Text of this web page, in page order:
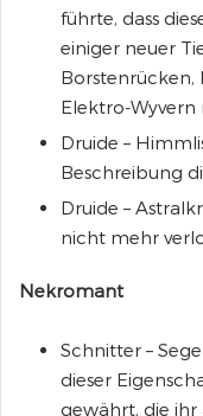
führte, dass
einiger neuer
Borstenrücken,
Elektro-
Druide –
Beschreibung
Druide –
nicht mehr
Nekromant
Schnitter –
dieser
gewährt, die ihr